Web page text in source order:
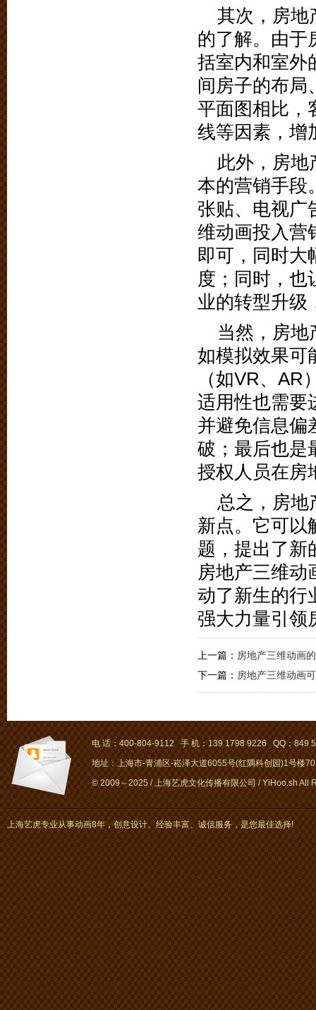
其次，房地
的了解。由于
括室内和室外
间房子的布局
平面图相比，
线等因素，增
此外，房地
本的营销手段
张贴、电视广
维动画投入营
即可，同时大
度；同时，也
业的转型升级
当然，房地
如模拟效果可
（如VR、
适用性也需要
并避免信息偏
破；最后也是
授权人员在房
总之，房地
新点。它可以
题，提出了新
房地产三维动
动了新生的行
强大力量引领
上一篇： 房地产三维动画
下一篇： 房地产三维动画
电 话：400-804-9112 手 机：139 1798 9226 QQ：849
地址：上海市-青浦区-崧泽大道6055号(红隅科创园)1号楼
© 2009～2025 / 上海艺虎文化传播有限公司 / YiHoo.sh All
上海艺虎专业从事动画8年，创意设计、经验丰富、诚信服务，是您最佳选择!